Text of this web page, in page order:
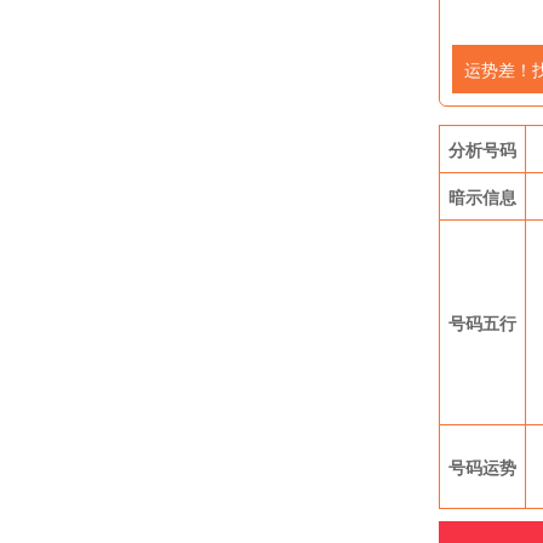
运势差！
分析号码
暗示信息
号码五行
号码运势